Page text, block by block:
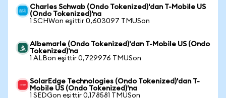
Charles Schwab (Ondo Tokenized)'dan T-Mobile US
(Ondo Tokenized)'na
1 SCHWon eşittir 0,603097 TMUSon
Albemarle (Ondo Tokenized)'dan T-Mobile US (Ondo
Tokenized)'na
1 ALBon eşittir 0,729976 TMUSon
SolarEdge Technologies (Ondo Tokenized)'dan T-
Mobile US (Ondo Tokenized)'na
1 SEDGon eşittir 0,178581 TMUSon